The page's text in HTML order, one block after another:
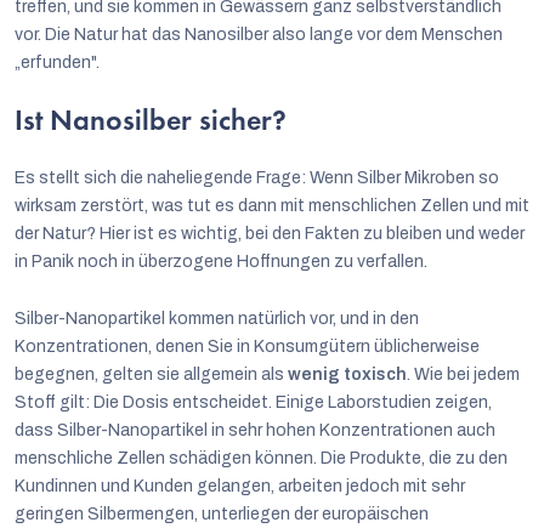
treffen, und sie kommen in Gewässern ganz selbstverständlich
vor. Die Natur hat das Nanosilber also lange vor dem Menschen
„erfunden".
Ist Nanosilber sicher?
Es stellt sich die naheliegende Frage: Wenn Silber Mikroben so
wirksam zerstört, was tut es dann mit menschlichen Zellen und mit
der Natur? Hier ist es wichtig, bei den Fakten zu bleiben und weder
in Panik noch in überzogene Hoffnungen zu verfallen.
Silber-Nanopartikel kommen natürlich vor, und in den
Konzentrationen, denen Sie in Konsumgütern üblicherweise
begegnen, gelten sie allgemein als wenig toxisch . Wie bei jedem
Stoff gilt: Die Dosis entscheidet. Einige Laborstudien zeigen,
dass Silber-Nanopartikel in sehr hohen Konzentrationen auch
menschliche Zellen schädigen können. Die Produkte, die zu den
Kundinnen und Kunden gelangen, arbeiten jedoch mit sehr
geringen Silbermengen, unterliegen der europäischen